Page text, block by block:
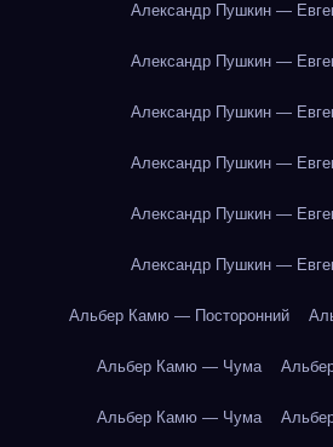
Александр Пушкин —
Александр Пушкин —
Александр Пушкин —
Александр Пушкин —
Александр Пушкин —
Александр Пушкин —
Альбер Камю — Посторонний
Альбер Камю — Чума
Альбер Камю — Чума